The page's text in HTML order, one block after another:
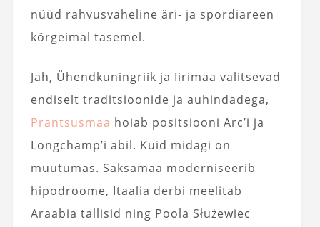
nüüd rahvusvaheline äri- ja spordiareen
kõrgeimal tasemel.
Jah, Ühendkuningriik ja Iirimaa valitsevad
endiselt traditsioonide ja auhindadega,
Prantsusmaa hoiab positsiooni Arc’i ja
Longchamp’i abil. Kuid midagi on
muutumas. Saksamaa moderniseerib
hipodroome, Itaalia derbi meelitab
Araabia tallisid ning Poola Służewiec